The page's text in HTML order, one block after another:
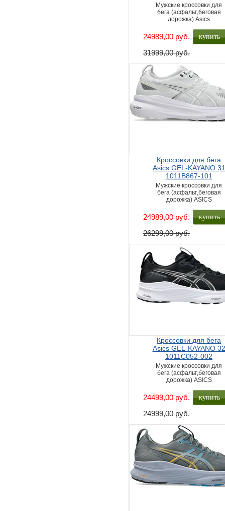
Мужские кроссовки для
бега (асфальт,беговая
дорожка) Asics
24989,00 руб.
31999,00 руб.
купить
Кроссовки для бега
Asics GEL-KAYANO 31
1011B867-101
Мужские кроссовки для
бега (асфальт,беговая
дорожка) ASICS
24989,00 руб.
26299,00 руб.
купить
Кроссовки для бега
Asics GEL-KAYANO 32
1011C052-002
Мужские кроссовки для
бега (асфальт,беговая
дорожка) ASICS
24499,00 руб.
24999,00 руб.
купить